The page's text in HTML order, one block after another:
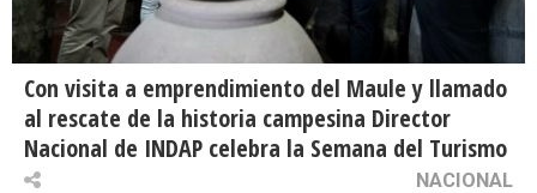
Con visita a emprendimiento del Maule y llamado
al rescate de la historia campesina Director
Nacional de INDAP celebra la Semana del Turismo
NACIONAL